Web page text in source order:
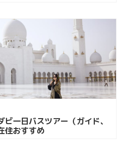
ビ一日バスツアー（ガイド、
住おすすめ